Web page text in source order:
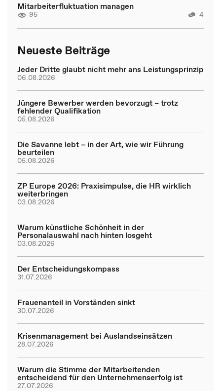
Mitarbeiterfluktuation managen
95 4
Neueste Beiträge
Jeder Dritte glaubt nicht mehr ans Leistungsprinzip
06.08.2026
Jüngere Bewerber werden bevorzugt – trotz
fehlender Qualifikation
05.08.2026
Die Savanne lebt – in der Art, wie wir Führung
beurteilen
05.08.2026
ZP Europe 2026: Praxisimpulse, die HR wirklich
weiterbringen
03.08.2026
Warum künstliche Schönheit in der
Personalauswahl nach hinten losgeht
03.08.2026
Der Entscheidungskompass
31.07.2026
Frauenanteil in Vorständen sinkt
30.07.2026
Krisenmanagement bei Auslandseinsätzen
28.07.2026
Warum die Stimme der Mitarbeitenden
entscheidend für den Unternehmenserfolg ist
27.07.2026